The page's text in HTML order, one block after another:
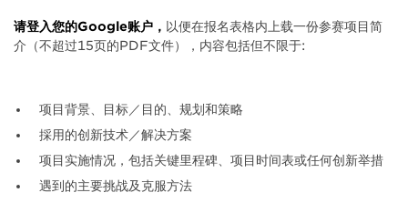
请登入您的Google账户， 以便在报名表格内上载一份参赛项目简
介（不超过15页的PDF文件），内容包括但不限于:
项目背景、目标／目的、规划和策略
採用的创新技术／解决方案
项目实施情况，包括关键里程碑、项目时间表或任何创新举措
遇到的主要挑战及克服方法